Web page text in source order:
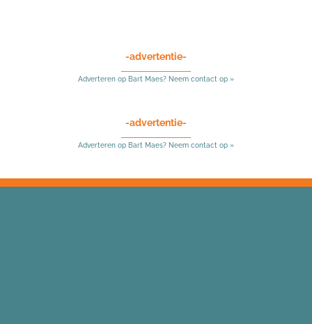
-advertentie-
Adverteren op Bart Maes? Neem contact op »
-advertentie-
Adverteren op Bart Maes? Neem contact op »